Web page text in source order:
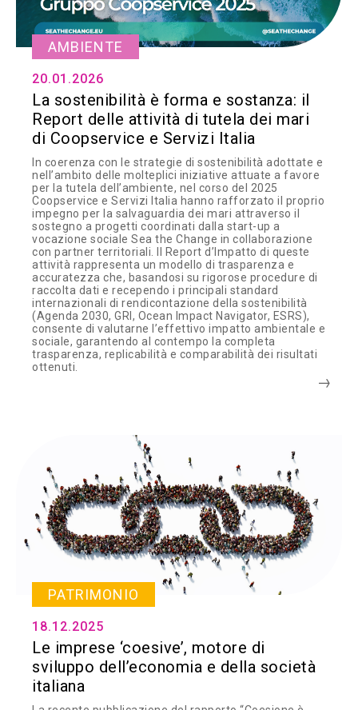
AMBIENTE
20.01.2026
La sostenibilità è forma e sostanza: il
Report delle attività di tutela dei mari
di Coopservice e Servizi Italia
In coerenza con le strategie di sostenibilità adottate e
nell’ambito delle molteplici iniziative attuate a favore
per la tutela dell’ambiente, nel corso del 2025
Coopservice e Servizi Italia hanno rafforzato il proprio
impegno per la salvaguardia dei mari attraverso il
sostegno a progetti coordinati dalla start-up a
vocazione sociale Sea the Change in collaborazione
con partner territoriali. Il Report d’Impatto di queste
attività rappresenta un modello di trasparenza e
accuratezza che, basandosi su rigorose procedure di
raccolta dati e recependo i principali standard
internazionali di rendicontazione della sostenibilità
(Agenda 2030, GRI, Ocean Impact Navigator, ESRS),
consente di valutarne l’effettivo impatto ambientale e
sociale, garantendo al contempo la completa
trasparenza, replicabilità e comparabilità dei risultati
ottenuti.
PATRIMONIO
18.12.2025
Le imprese ‘coesive’, motore di
sviluppo dell’economia e della società
italiana